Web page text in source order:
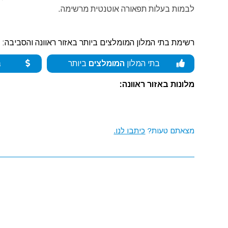
לבמות בעלות תפאורה אוטנטית מרשימה.
רשימת בתי המלון המומלצים ביותר באזור ראוונה והסביבה:
בתי המלון המומלצים ביותר
מלונות באזור ראוונה:
מצאתם טעות? כיתבו לנו.